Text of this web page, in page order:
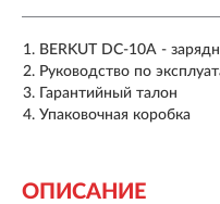
BERKUT DC-10A -
Руководство по
Гарантийный талон
Упаковочная коробка
ОПИСАНИЕ